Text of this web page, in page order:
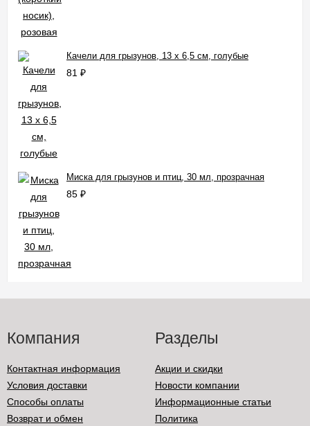
Качели для грызунов, 13 х 6,5 см, голубые
81 ₽
Миска для грызунов и птиц, 30 мл, прозрачная
85 ₽
Компания
Контактная информация
Условия доставки
Способы оплаты
Возврат и обмен
Разделы
Акции и скидки
Новости компании
Информационные статьи
Политика